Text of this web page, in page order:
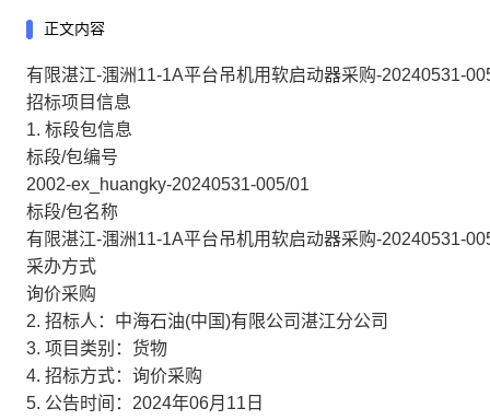
正文内容
有限湛江-涠洲11-1A平台吊机用软启动器采购-20240531-
招标项目信息
1. 标段包信息
标段/包编号
2002-ex_huangky-20240531-005/01
标段/包名称
有限湛江-涠洲11-1A平台吊机用软启动器采购-20240531-
采办方式
询价采购
2. 招标人：中海石油(中国)有限公司湛江分公司
3. 项目类别：货物
4. 招标方式：询价采购
5. 公告时间：2024年06月11日